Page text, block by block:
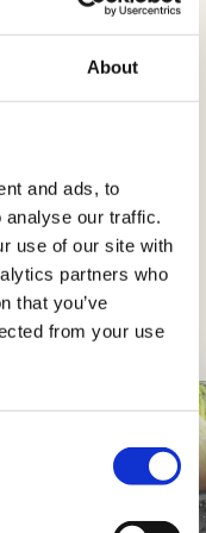
About
and ads, to
analyse our traffic.
use of our site with
partners who
that you’ve
from your use
um Könige